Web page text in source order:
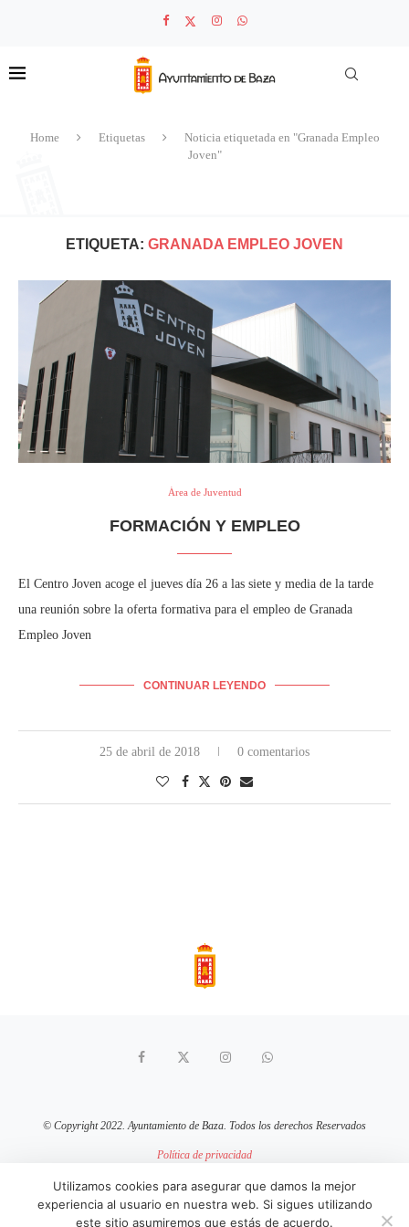
Home Etiquetas
Noticia etiquetada en "Granada Empleo
Joven"
ETIQUETA: GRANADA EMPLEO JOVEN
Área de Juventud
FORMACIÓN Y EMPLEO
El Centro Joven acoge el jueves día 26 a las siete y media de la tarde
una reunión sobre la oferta formativa para el empleo de Granada
Empleo Joven
CONTINUAR LEYENDO
25 de abril de 2018 0 comentarios
© Copyright 2022. Ayuntamiento de Baza. Todos los derechos Reservados
Política de privacidad
Política de cookies
sitio web mantenido por pixelcero.com
Utilizamos cookies para asegurar que damos la mejor
experiencia al usuario en nuestra web. Si sigues utilizando
este sitio asumiremos que estás de acuerdo.